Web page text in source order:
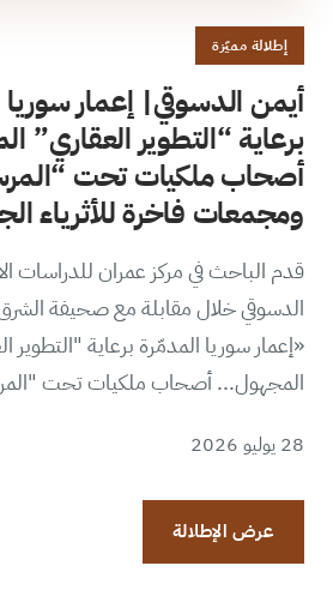
إطلالة مميّزة
أيمن الدسوقي| إعمار سوريا
برعاية “التطوير العقاري”
ومجمعات فاخرة للأثرياء
قدم الباحث في مركز عمران للدراسات
الدسوقي خلال مقابلة مع صحيفة
«إعمار سوريا المدمّرة برعاية "التطوير
المجهول... أصحاب ملكيات تحت
28 يوليو 2026
عرض الإطلالة